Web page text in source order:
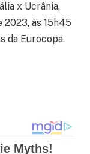
x Ucrânia,
2023, às 15h45
da Eurocopa.